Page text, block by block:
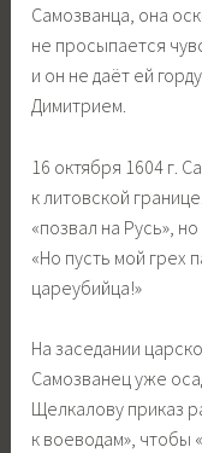
Самозванца, она
не просыпается
и он не даёт ей
Димитрием.
16 октября 1604 г.
к литовской
«позвал на Русь»,
«Но пусть мой грех
цареубийца!»
На заседании
Самозванец уже
Щелкалову приказ
к воеводам», чтобы